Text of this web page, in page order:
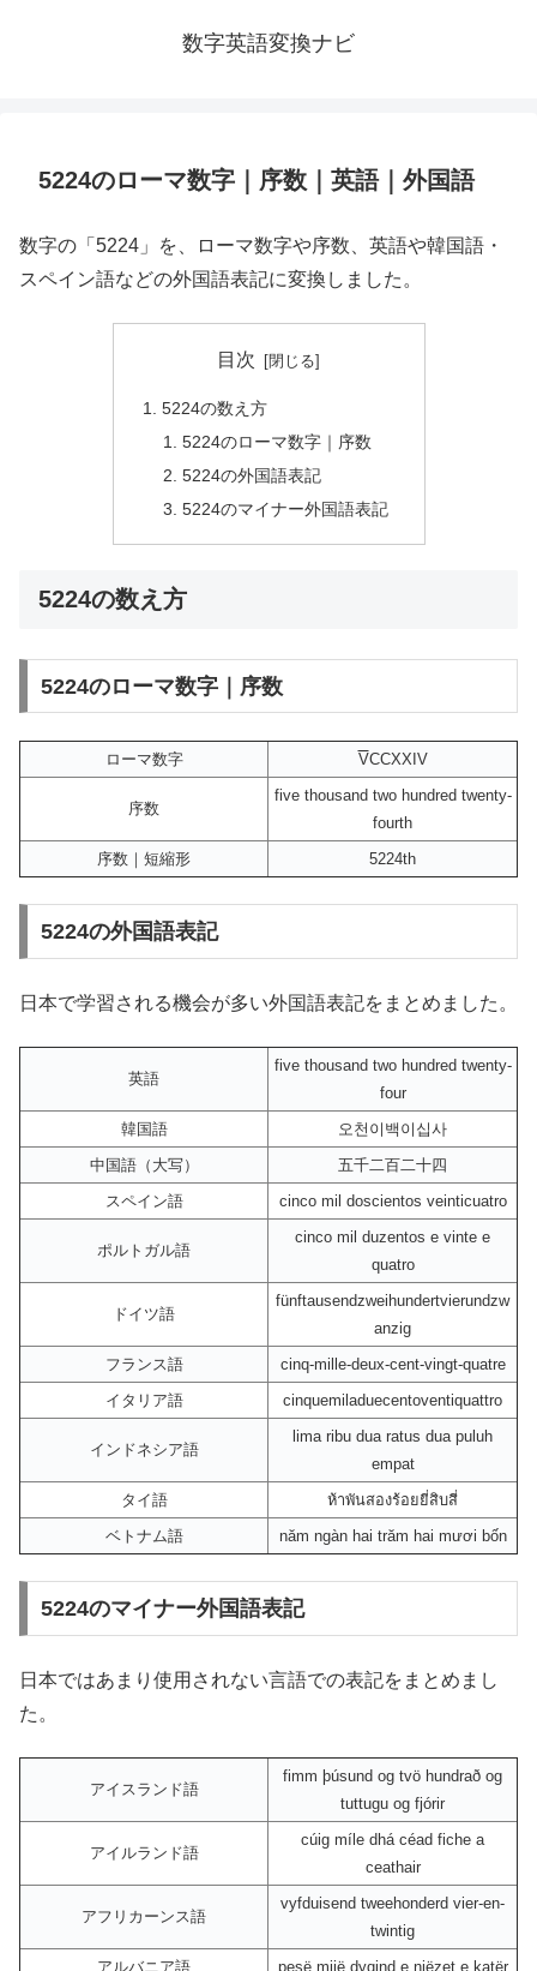
数字英語変換ナビ
5224のローマ数字｜序数｜英語｜外国語
数字の「5224」を、ローマ数字や序数、英語や韓国語・
スペイン語などの外国語表記に変換しました。
目次
5224の数え方
5224のローマ数字｜序数
5224の外国語表記
5224のマイナー外国語表記
5224の数え方
5224のローマ数字｜序数
ローマ数字 VCCXXIV
序数
five thousand two hundred twenty-
fourth
序数｜短縮形
5224th
5224の外国語表記
日本で学習される機会が多い外国語表記をまとめました。
英語
five thousand two hundred twenty-
four
韓国語
오천이백이십사
中国語（大写）
五千二百二十四
スペイン語
cinco mil doscientos veinticuatro
ポルトガル語
cinco mil duzentos e vinte e
quatro
ドイツ語
fünftausendzweihundertvierundzw
anzig
フランス語
cinq-mille-deux-cent-vingt-quatre
イタリア語
cinquemiladuecentoventiquattro
インドネシア語
lima ribu dua ratus dua puluh
empat
タイ語
ห้าพันสองร้อยยี่สิบสี่
ベトナム語
năm ngàn hai trăm hai mươi bốn
5224のマイナー外国語表記
日本ではあまり使用されない言語での表記をまとめまし
た。
アイスランド語
fimm þúsund og tvö hundrað og
tuttugu og fjórir
アイルランド語
cúig míle dhá céad fiche a
ceathair
アフリカーンス語
vyfduisend tweehonderd vier-en-
twintig
アルバニア語
pesë mijë dyqind e njëzet e katër